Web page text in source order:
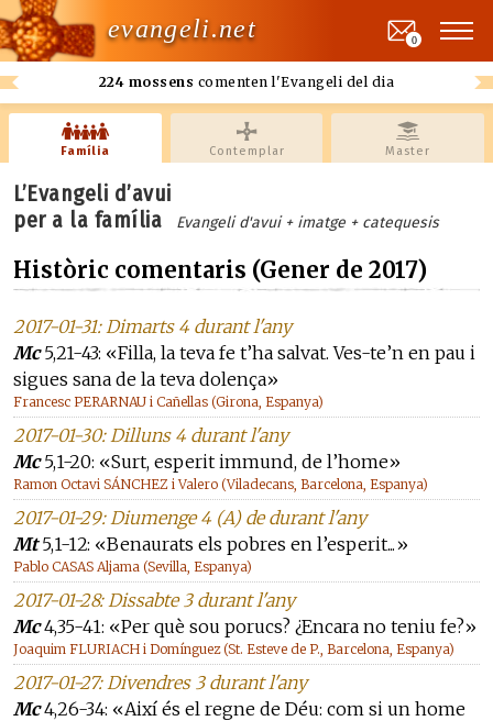
evangeli.net
224 mossens comenten l'Evangeli del dia
0
Família Contemplar Master
L’Evangeli d’avui
per a la família
Evangeli d'avui + imatge + catequesis
Històric comentaris (Gener de 2017)
2017-01-31: Dimarts 4 durant l'any
Mc5,21-43: «Filla, la teva fe t’ha salvat. Ves-te’n en pau i
sigues sana de la teva dolença»
Francesc PERARNAU i Cañellas (Girona, Espanya)
2017-01-30: Dilluns 4 durant l'any
Mc5,1-20: «Surt, esperit immund, de l’home»
Ramon Octavi SÁNCHEZ i Valero (Viladecans, Barcelona, Espanya)
2017-01-29: Diumenge 4 (A) de durant l'any
Mt5,1-12: «Benaurats els pobres en l’esperit...»
Pablo CASAS Aljama (Sevilla, Espanya)
2017-01-28: Dissabte 3 durant l'any
Mc4,35-41: «Per què sou porucs? ¿Encara no teniu fe?»
Joaquim FLURIACH i Domínguez (St. Esteve de P., Barcelona, Espanya)
2017-01-27: Divendres 3 durant l'any
Mc4,26-34: «Així és el regne de Déu: com si un home